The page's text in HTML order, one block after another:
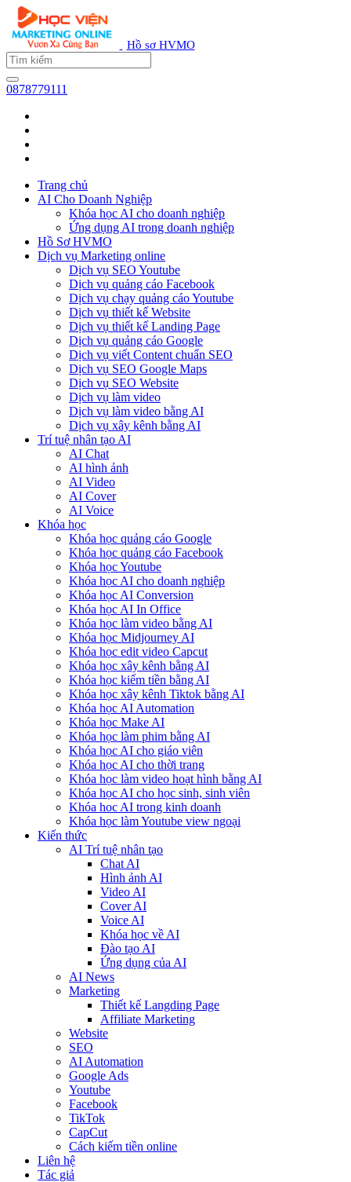
Hồ sơ HVMO
0878779111
Trang chủ
AI Cho Doanh Nghiệp
Khóa học AI cho doanh nghiệp
Ứng dụng AI trong doanh nghiệp
Hồ Sơ HVMO
Dịch vụ Marketing online
Dịch vụ SEO Youtube
Dịch vụ quảng cáo Facebook
Dịch vụ chạy quảng cáo Youtube
Dịch vụ thiết kế Website
Dịch vụ thiết kế Landing Page
Dịch vụ quảng cáo Google
Dịch vụ viết Content chuẩn SEO
Dịch vụ SEO Google Maps
Dịch vụ SEO Website
Dịch vụ làm video
Dịch vụ làm video bằng AI
Dịch vụ xây kênh bằng AI
Trí tuệ nhân tạo AI
AI Chat
AI hình ảnh
AI Video
AI Cover
AI Voice
Khóa học
Khóa học quảng cáo Google
Khóa học quảng cáo Facebook
Khóa học Youtube
Khóa học AI cho doanh nghiệp
Khóa học AI Conversion
Khóa học AI In Office
Khóa học làm video bằng AI
Khóa học Midjourney AI
Khóa học edit video Capcut
Khóa học xây kênh bằng AI
Khóa học kiếm tiền bằng AI
Khóa học xây kênh Tiktok bằng AI
Khóa học AI Automation
Khóa học Make AI
Khóa học làm phim bằng AI
Khóa học AI cho giáo viên
Khóa học AI cho thời trang
Khóa học làm video hoạt hình bằng AI
Khóa học AI cho học sinh, sinh viên
Khóa hoc AI trong kinh doanh
Khóa học làm Youtube view ngoại
Kiến thức
AI Trí tuệ nhân tạo
Chat AI
Hình ảnh AI
Video AI
Cover AI
Voice AI
Khóa học về AI
Đào tạo AI
Ứng dụng của AI
AI News
Marketing
Thiết kế Langding Page
Affiliate Marketing
Website
SEO
AI Automation
Google Ads
Youtube
Facebook
TikTok
CapCut
Cách kiếm tiền online
Liên hệ
Tác giả